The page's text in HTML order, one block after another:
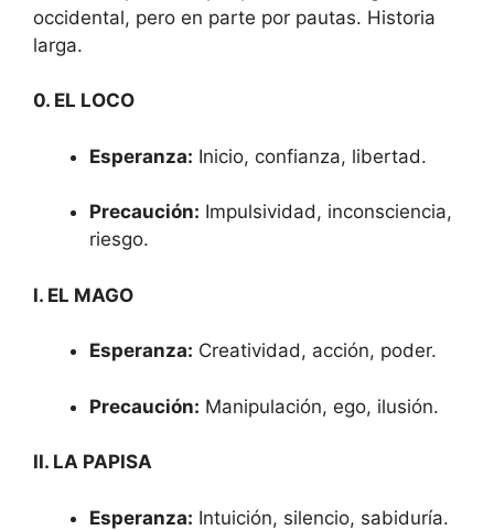
occidental, pero en parte por pautas. Historia
larga.
0. EL LOCO
Esperanza: Inicio, confianza, libertad.
Precaución: Impulsividad, inconsciencia,
riesgo.
I. EL MAGO
Esperanza: Creatividad, acción, poder.
Precaución: Manipulación, ego, ilusión.
II. LA PAPISA
Esperanza: Intuición, silencio, sabiduría.